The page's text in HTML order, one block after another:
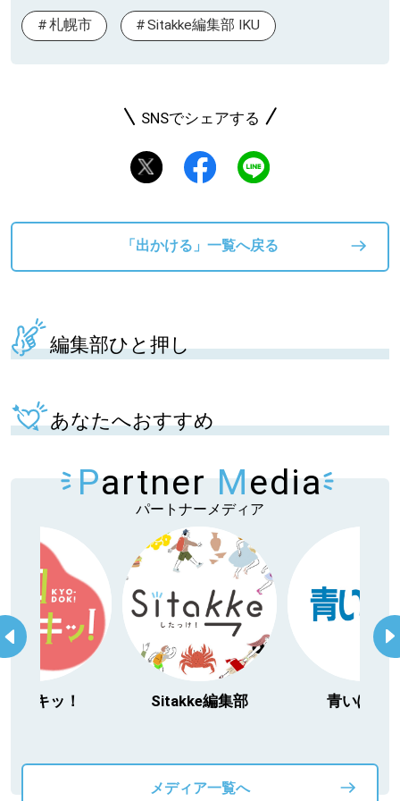
札幌市 Sitakke編集部 IKU
SNSでシェアする
「出かける」一覧へ戻る
編集部ひと押し
あなたへおすすめ
Partner Media
パートナーメディア
日ドキッ！ Sitakke編集部 青いぽす
メディア一覧へ